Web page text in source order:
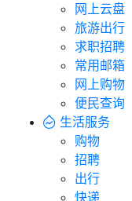
网上云盘
旅游出行
求职招聘
常用邮箱
网上购物
便民查询
生活服务
购物
招聘
出行
快递